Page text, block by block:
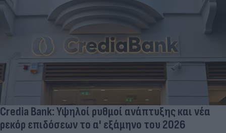
Credia Bank: Υψηλοί ρυθμοί ανάπτυξης και νέα
ρεκόρ επιδόσεων το α' εξάμηνο του 2026